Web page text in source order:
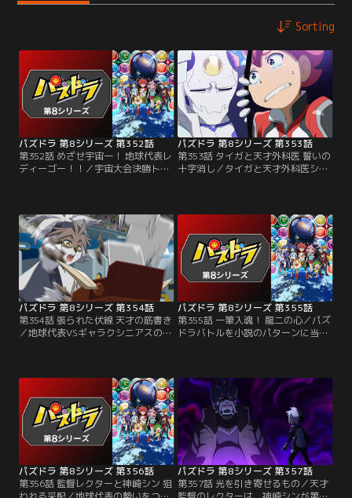
Sorting
パズドラ 第8シリーズ 第352話
第352話 めざせ宇宙一！ 地球代表レ
ディーゴー！！／宇宙大会決勝トー
ナメント一回戦、地球代表VSディレ
VS天才外科医シュネイガー！ 宇宙
のあらゆる天才を集めたギャラクシ
ニアスは強敵揃い。冷静な試合運び
をするシュネイガーに、タイガは
熱々の魂でぶつかる！
パズドラ 第8シリーズ 第353話
第353話 タイガと天才外科医 誓いの
十字消し／タイガと天才外科医シュ
利すると誓う。その心意気に感動す
るタイガだが、シュネイガーは突
然、大会が終わったらパズドラをや
めると口にする。タイガは大ショッ
クで……！
パズドラ 第8シリーズ 第354話
第354話 張られた伏線 天才の筋書き
／地球代表VSギャラクシニアスの第
れっ子の天才小説家・ピッツで、締
切前の原稿に追われていたのだっ
た。だがバトルが始まると、ピッツ
は独自の物語を紡いで龍二を引き込
もうとする！
パズドラ 第8シリーズ 第355話
第355話 一筆入魂！ 龍二の心／パズ
ドラバトルを小説のパターンに当て
い、自分のパズドラに集中する。盤
面が応えてくれることを信じて誠実
に向き合う龍二を見て、ふとピッツ
はかつての自分を思い出す。
パズドラ 第8シリーズ 第356話
第356話 監督レクターと神崎シン 狙
パズドラ 第8シリーズ 第357話
第357話 光を引き寄せるもの／天才